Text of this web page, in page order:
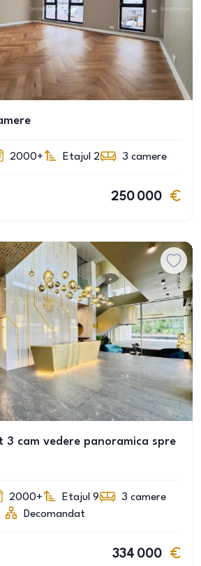
2000+ Etajul 2 3 camere
250 000
3 cam vedere panoramica spre
2000+ Etajul 9 3 camere
Decomandat
334 000